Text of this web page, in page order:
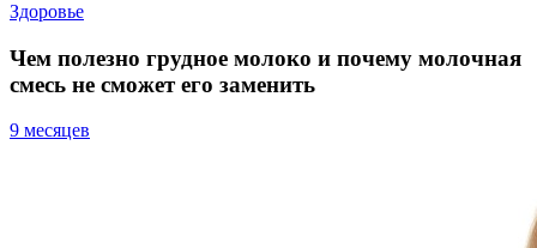
Здоровье
Чем полезно грудное молоко и почему молочная
смесь не сможет его заменить
9 месяцев